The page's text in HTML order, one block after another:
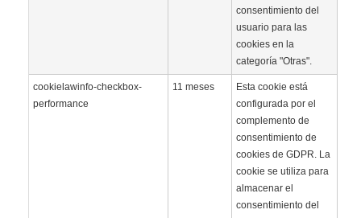
consentimiento del
usuario para las
cookies en la
categoría "Otras".
cookielawinfo-checkbox-
performance
11 meses
Esta cookie está
configurada por el
complemento de
consentimiento de
cookies de GDPR. La
cookie se utiliza para
almacenar el
consentimiento del